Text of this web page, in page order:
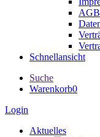
AGB
Schnellansicht
Suche
Warenkorb0
Login
Aktuelles